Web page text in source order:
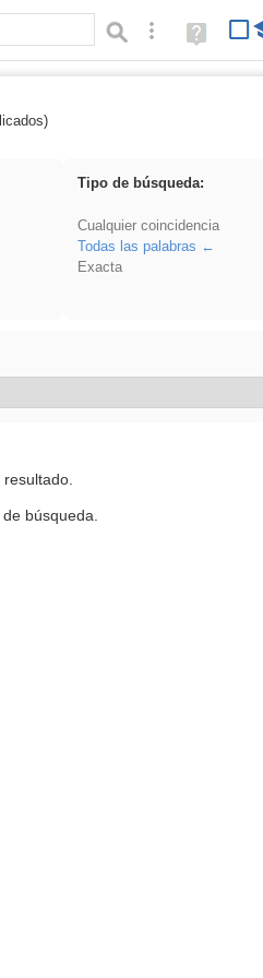
Búsqueda avanzada
Ayuda
(en
Tipo de búsqueda:
Cualquier coincidencia
Todas las palabras
Exacta
búsqueda.